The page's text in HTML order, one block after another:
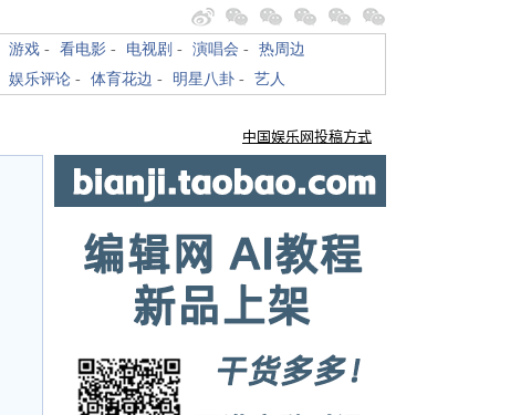
游戏 - 看电影 - 电视剧 - 演唱会 - 热周边
娱乐评论 - 体育花边 - 明星八卦 - 艺人